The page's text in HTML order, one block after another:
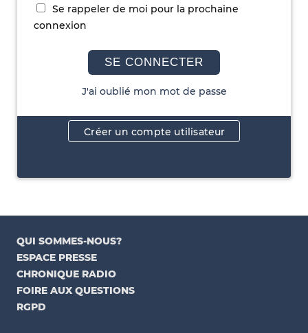
Se rappeler de moi pour la prochaine
connexion
SE CONNECTER
J'ai oublié mon mot de passe
Créer un compte utilisateur
QUI SOMMES-NOUS?
ESPACE PRESSE
CHRONIQUE RADIO
FOIRE AUX QUESTIONS
RGPD